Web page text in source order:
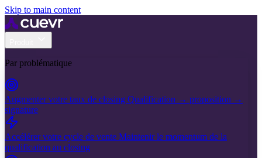
Skip to main content
Par problématique
Augmenter votre taux de closing Qualification → proposition →
signature
Accélérer votre cycle de vente Maintenir le momentum de la
qualification au closing